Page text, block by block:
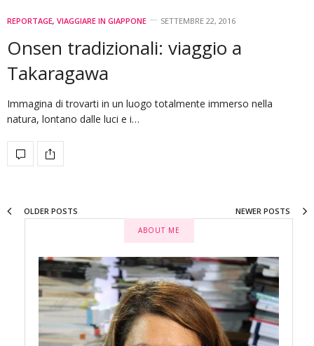
REPORTAGE, VIAGGIARE IN GIAPPONE SETTEMBRE 22, 2016
Onsen tradizionali: viaggio a
Takaragawa
Immagina di trovarti in un luogo totalmente immerso nella
natura, lontano dalle luci e i…
OLDER POSTS NEWER POSTS
ABOUT ME